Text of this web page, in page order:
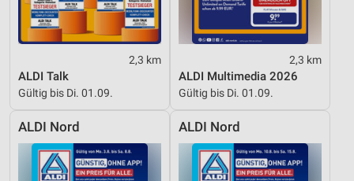
2,3 km
ALDI Talk
Gültig bis Di. 01.09.
2,3 km
ALDI Multimedia 2026
Gültig bis Di. 01.09.
ALDI Nord ALDI Nord